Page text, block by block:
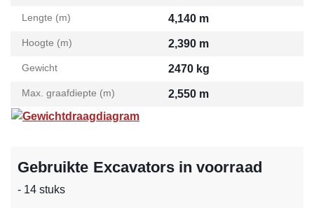
Lengte (m) 4,140 m
Hoogte (m) 2,390 m
Gewicht 2470 kg
Max. graafdiepte (m)
2,550 m
Gewichtdraagdiagram
Gebruikte Excavators in voorraad
- 14 stuks